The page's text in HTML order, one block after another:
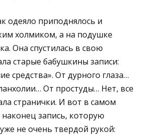
одеяло приподнялось и
холмиком, а на подушке
Она спустилась в свою
старые бабушкины записи:
средства». От дурного глаза…
От простуды… Нет, все
странички. И вот в самом
запись, которую
не очень твердой рукой: